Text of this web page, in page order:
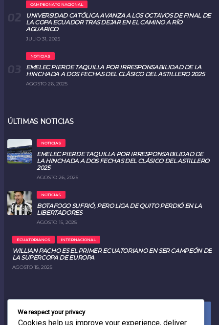
CAMPEONATO NACIONAL
UNIVERSIDAD CATÓLICA AVANZA A LOS OCTAVOS DE FINAL DE
LA COPA ECUADOR TRAS DEJAR EN EL CAMINO A RÍO
AGUARICO
JULIO 31, 2025
NOTICIAS
EMELEC PIERDE TAQUILLA POR IRRESPONSABILIDAD DE LA
HINCHADA A DOS FECHAS DEL CLÁSICO DEL ASTILLERO 2025
AGOSTO 26, 2025
ÚLTIMAS NOTICIAS
NOTICIAS
EMELEC PIERDE TAQUILLA POR IRRESPONSABILIDAD DE
LA HINCHADA A DOS FECHAS DEL CLÁSICO DEL ASTILLERO
2025
AGOSTO 26, 2025
NOTICIAS
BOTAFOGO SUFRIÓ, PERO LIGA DE QUITO PERDIÓ EN LA
LIBERTADORES
AGOSTO 15, 2025
ECUATORIANOS INTERNACIONAL
WILLIAN PACHO ES EL PRIMER ECUATORIANO EN SER CAMPEÓN DE
LA SUPERCOPA DE EUROPA
AGOSTO 15, 2025
FACEBOOK
0LIKES
We respect your privacy
Cookies help us improve your experience, deliver